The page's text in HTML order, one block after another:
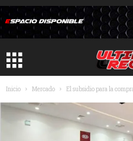
Inicio Mercado El subsidio para la